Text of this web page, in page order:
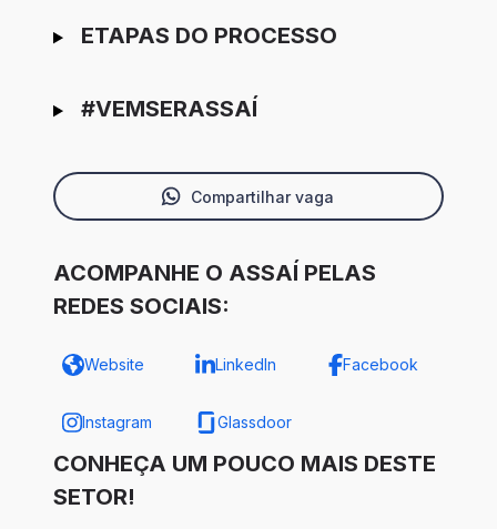
ETAPAS DO PROCESSO
#VEMSERASSAÍ
Compartilhar vaga
ACOMPANHE O ASSAÍ PELAS
REDES SOCIAIS:
Website LinkedIn Facebook
Instagram Glassdoor
CONHEÇA UM POUCO MAIS DESTE
SETOR!